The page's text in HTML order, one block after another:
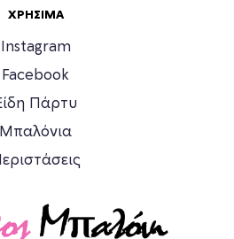
ΧΡΉΣΙΜΑ
Instagram
Facebook
Πάρτυ
Μπαλόνια